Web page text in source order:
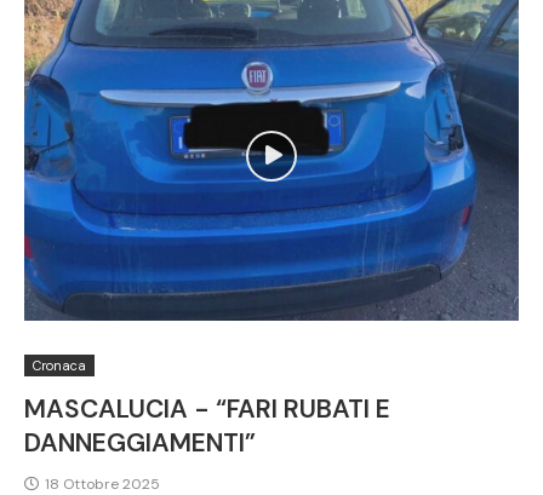
Cronaca
MASCALUCIA - “FARI RUBATI E
DANNEGGIAMENTI”
18 Ottobre 2025